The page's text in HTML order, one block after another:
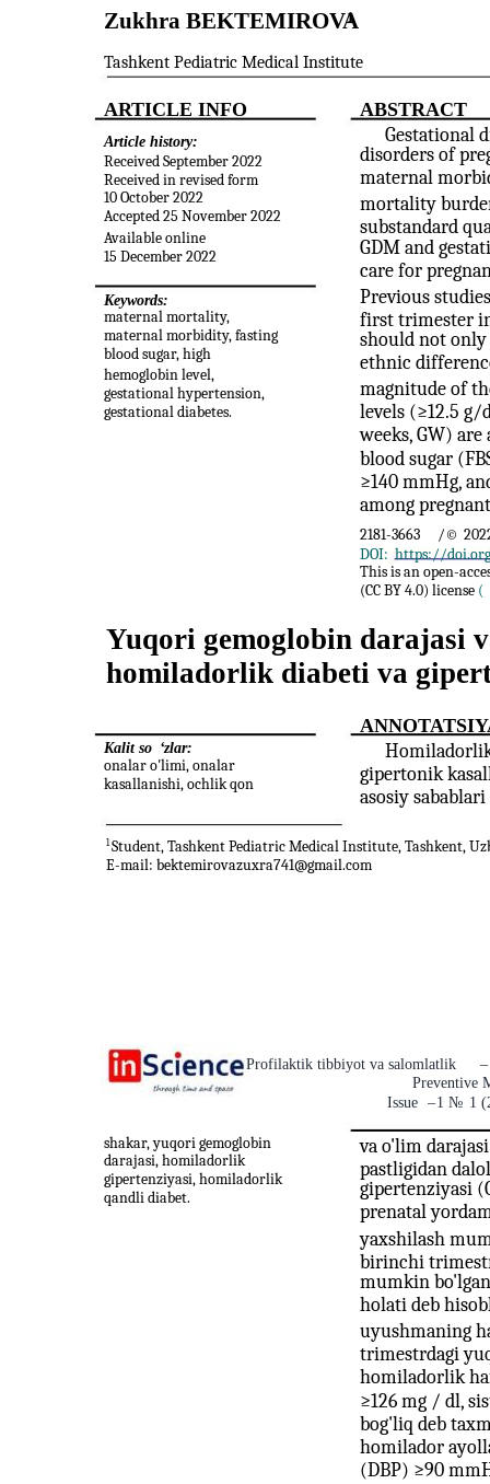
Zukhra BEKTEMIROVA
1
Tashkent Pediatric Medical Institute
ARTICLE INFO ABSTRACT
Article history:
Received September 2022
Received in revised form
10 October 2022
Accepted 25 November 2022
Available online
15 December 2022
Gestational
disorders of
maternal
mortality
substandard
GDM and
care for
Previous
first trimester
should not only
ethnic
magnitude of
levels (≥12.5
weeks, GW)
blood sugar
≥140 mmHg,
among
2181-3663 /©
DOI: https://
This is an open-
(CC BY 4.0) license (
Keywords:
maternal mortality,
maternal morbidity, fasting
blood sugar, high
hemoglobin level,
gestational hypertension,
gestational diabetes.
Yuqori gemoglobin darajasi
homiladorlik diabeti va
Kalit so ‘zlar:
onalar o'limi, onalar
kasallanishi, ochlik qon
gipertonik
asosiy
1 Student, Tashkent Pediatric Medical Institute, Tashkent,
E-mail: bektemirovazuxra741@gmail.com
Profilaktik tibbiyot va salomlatlik
–
Preventive
Issue –1 № 1
shakar, yuqori gemoglobin
darajasi, homiladorlik
gipertenziyasi, homiladorlik
qandli diabet.
va o'lim
pastligidan
gipertenziyasi
prenatal
yaxshilash
birinchi
mumkin
holati deb
uyushmaning
trimestrdagi
homiladorlik
≥126 mg / dl,
bog'liq deb
homilador
(DBP) ≥90